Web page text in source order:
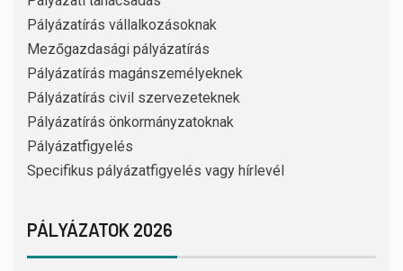
Pályázatírás vállalkozásoknak
Mezőgazdasági pályázatírás
Pályázatírás magánszemélyeknek
Pályázatírás civil szervezeteknek
Pályázatírás önkormányzatoknak
Pályázatfigyelés
Specifikus pályázatfigyelés vagy hírlevél
PÁLYÁZATOK 2026